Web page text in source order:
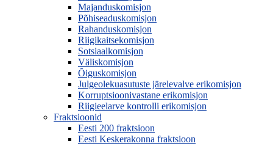
Majanduskomisjon
Põhiseaduskomisjon
Rahanduskomisjon
Riigikaitsekomisjon
Sotsiaalkomisjon
Väliskomisjon
Õiguskomisjon
Julgeolekuasutuste järelevalve erikomisjon
Korruptsioonivastane erikomisjon
Riigieelarve kontrolli erikomisjon
Fraktsioonid
Eesti 200 fraktsioon
Eesti Keskerakonna fraktsioon